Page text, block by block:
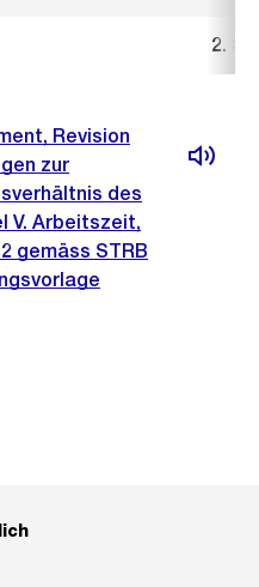
2.
Revision
zur
des
V. Arbeitszeit,
gemäss STRB